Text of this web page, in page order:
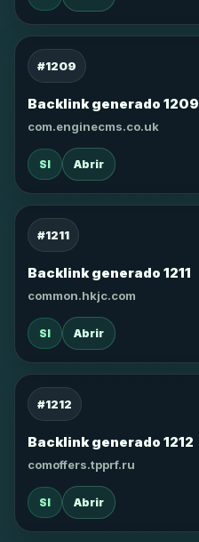
#1209
Backlink generado 1209
com.enginecms.co.uk
SI Abrir
#1211
Backlink generado 1211
common.hkjc.com
SI Abrir
#1212
Backlink generado 1212
comoffers.tpprf.ru
SI Abrir